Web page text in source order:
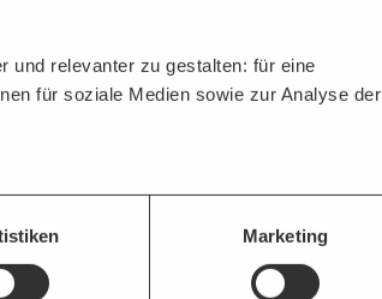
und relevanter zu gestalten: für eine
für soziale Medien sowie zur Analyse der
Marketing